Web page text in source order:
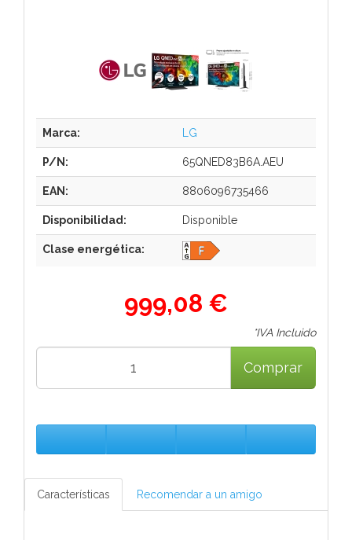
Marca: LG
P/N: 65QNED83B6A.AEU
EAN: 8806096735466
Disponibilidad: Disponible
Clase energética:
999,08 €
*IVA Incluido
Comprar
Características Recomendar a un amigo